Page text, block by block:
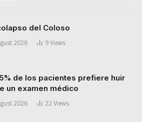
del Coloso
2026 9 Views
de los pacientes prefiere huir
un examen médico
2026 22 Views